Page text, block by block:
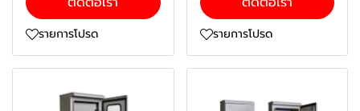
รายการโปรด รายการโปรด